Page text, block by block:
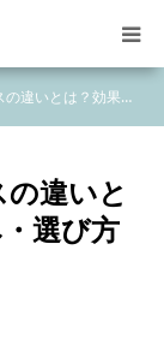
の違いとは？効果…
違いと
選び方